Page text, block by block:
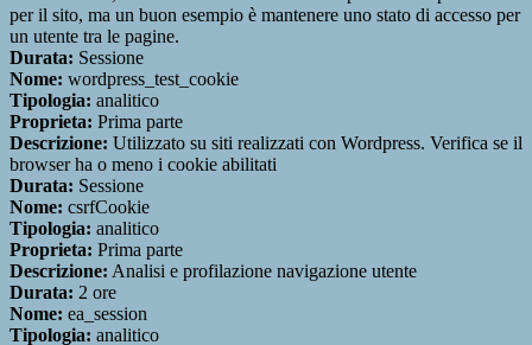
per il sito, ma un buon esempio è mantenere uno stato di accesso per
un utente tra le pagine.
Durata: Sessione
Nome: wordpress_test_cookie
Tipologia: analitico
Proprieta: Prima parte
Descrizione: Utilizzato su siti realizzati con Wordpress. Verifica se il
browser ha o meno i cookie abilitati
Durata: Sessione
Nome: csrfCookie
Tipologia: analitico
Proprieta: Prima parte
Descrizione: Analisi e profilazione navigazione utente
Durata: 2 ore
Nome: ea_session
Tipologia: analitico